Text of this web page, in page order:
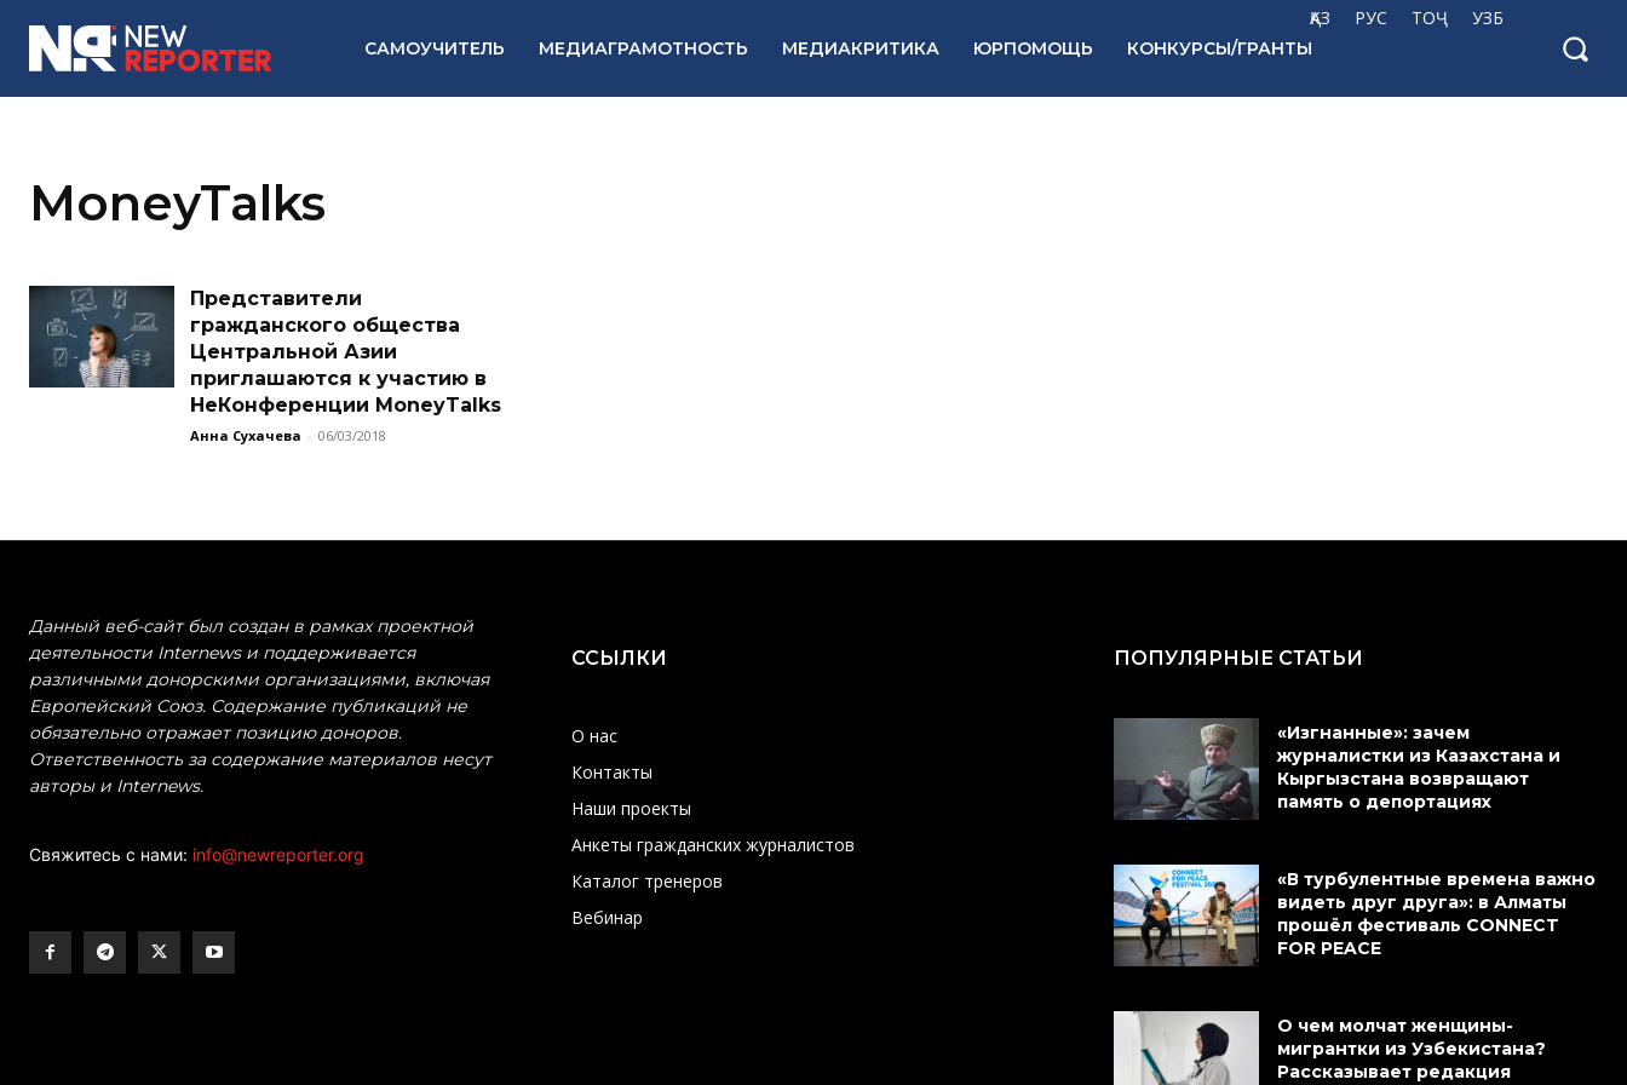
ҚАЗ РУС ТОҶ УЗБ
САМОУЧИТЕЛЬ МЕДИАГРАМОТНОСТЬ МЕДИАКРИТИКА ЮРПОМОЩЬ КОНКУРСЫ/ГРАНТЫ
MoneyTalks
Представители
гражданского общества
Центральной Азии
приглашаются к участию в
НеКонференции MoneyTalks
Анна Сухачева - 06/03/2018
Данный веб-сайт был создан в рамках проектной
деятельности Internews и поддерживается
различными донорскими организациями, включая
Европейский Союз. Содержание публикаций не
обязательно отражает позицию доноров.
Ответственность за содержание материалов несут
авторы и Internews.
Свяжитесь с нами: info@newreporter.org
ССЫЛКИ
О нас
Контакты
Наши проекты
Анкеты гражданских журналистов
Каталог тренеров
Вебинар
ПОПУЛЯРНЫЕ СТАТЬИ
«Изгнанные»: зачем
журналистки из Казахстана и
Кыргызстана возвращают
память о депортациях
«В турбулентные времена важно
видеть друг друга»: в Алматы
прошёл фестиваль CONNECT
FOR PEACE
О чем молчат женщины-
мигрантки из Узбекистана?
Рассказывает редакция